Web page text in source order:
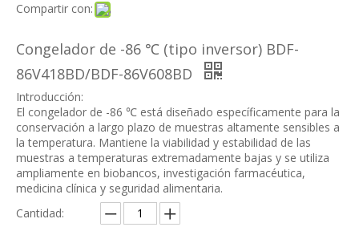
Compartir con:
Congelador de -86 ℃ (tipo inversor) BDF-
86V418BD/BDF-86V608BD
Introducción:
El congelador de -86 ℃ está diseñado específicamente para la
conservación a largo plazo de muestras altamente sensibles a
la temperatura. Mantiene la viabilidad y estabilidad de las
muestras a temperaturas extremadamente bajas y se utiliza
ampliamente en biobancos, investigación farmacéutica,
medicina clínica y seguridad alimentaria.
Cantidad: